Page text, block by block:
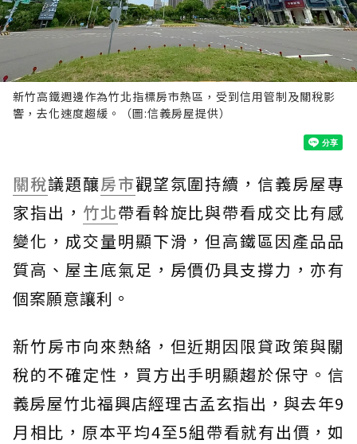
新竹高鐵週邊作為竹北指標房市熱區，受到信用管制及關稅影
響，去化速度趨緩。（圖:信義房屋提供）
關稅議題釀房市觀望氛圍持續，信義房屋專
家指出， 竹北帶看斡旋比與帶看成交比有感
變化，成交量明顯下滑，但高鐵區因產品品
質高、屋主底氣足，房價仍具支撐力，亦有
個案願意讓利。
新竹房市向來熱絡，但近期因限貸政策與關
稅的不確定性，買方出手明顯趨於保守。信
義房屋竹北福興店經理古孟玄指出，與去年9
月相比，原本平均4至5組帶看就有出價，如